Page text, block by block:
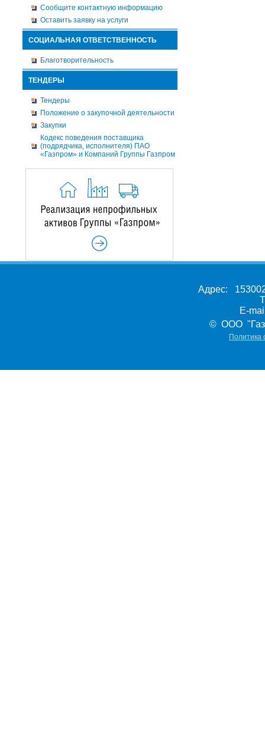
Сообщите контактную информацию
Оставить заявку на услуги
СОЦИАЛЬНАЯ ОТВЕТСТВЕННОСТЬ
Благотворительность
ТЕНДЕРЫ
Тендеры
Положение о закупочной деятельности
Закупки
Кодекс поведения поставщика
(подрядчика, исполнителя) ПАО
«Газпром» и Компаний Группы Газпром
Адрес:
E-
© ООО
Политика